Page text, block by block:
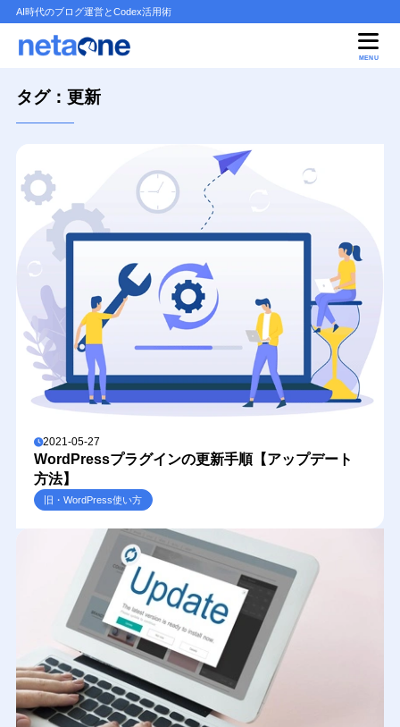
AI時代のブログ運営とCodex活用術
MENU
タグ：更新
2021-05-27
WordPressプラグインの更新手順【アップデート
方法】
旧・WordPress使い方